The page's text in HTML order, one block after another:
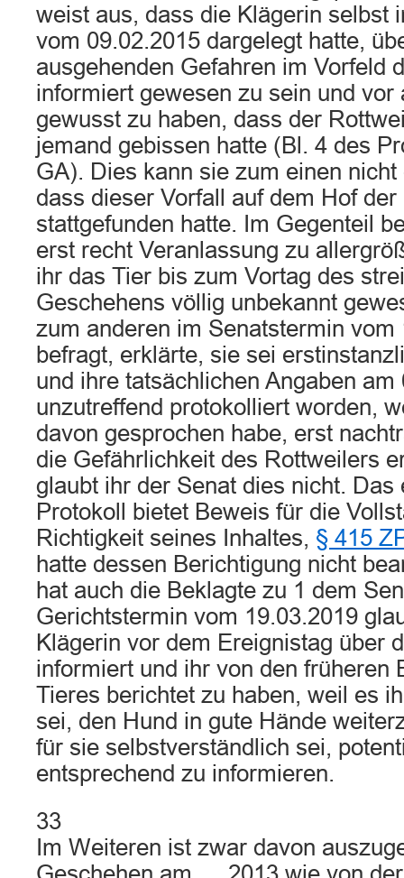
weist aus, dass die Klägerin selbst
vom 09.02.2015 dargelegt hatte,
ausgehenden Gefahren im Vorfeld
informiert gewesen zu sein und vor
gewusst zu haben, dass der
jemand gebissen hatte (Bl. 4 des
GA). Dies kann sie zum einen
dass dieser Vorfall auf dem Hof
stattgefunden hatte. Im Gegenteil
erst recht Veranlassung zu
ihr das Tier bis zum Vortag des
Geschehens völlig unbekannt
zum anderen im Senatstermin vom
befragt, erklärte, sie sei
und ihre tatsächlichen Angaben am
unzutreffend protokolliert worden,
davon gesprochen habe, erst
die Gefährlichkeit des Rottweilers
glaubt ihr der Senat dies nicht. Das
Protokoll bietet Beweis für die
Richtigkeit seines Inhaltes, § 415
hatte dessen Berichtigung nicht
hat auch die Beklagte zu 1 dem
Gerichtstermin vom 19.03.2019
Klägerin vor dem Ereignistag über
informiert und ihr von den früheren
Tieres berichtet zu haben, weil es
sei, den Hund in gute Hände
für sie selbstverständlich sei,
entsprechend zu informieren.
33
Im Weiteren ist zwar davon